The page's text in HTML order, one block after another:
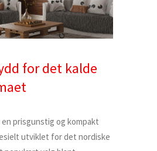
for det kalde
en prisgunstig og kompakt
utviklet for det nordiske